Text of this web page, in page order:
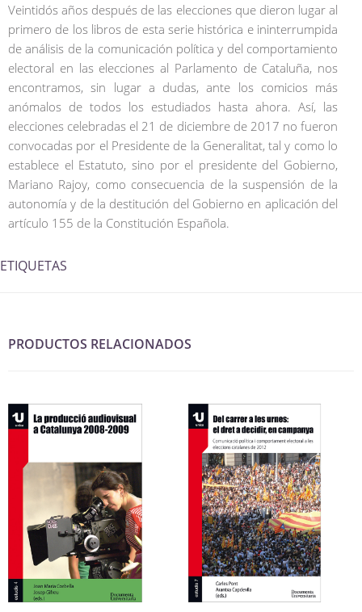
Veintidós años después de las elecciones que dieron lugar al
primero de los libros de esta serie histórica e ininterrumpida
de análisis de la comunicación política y del comportamiento
electoral en las elecciones al Parlamento de Cataluña, nos
encontramos, sin lugar a dudas, ante los comicios más
anómalos de todos los estudiados hasta ahora. Así, las
elecciones celebradas el 21 de diciembre de 2017 no fueron
convocadas por el Presidente de la Generalitat, tal y como lo
establece el Estatuto, sino por el presidente del Gobierno,
Mariano Rajoy, como consecuencia de la suspensión de la
autonomía y de la destitución del Gobierno en aplicación del
artículo 155 de la Constitución Española.
ETIQUETAS
PRODUCTOS RELACIONADOS